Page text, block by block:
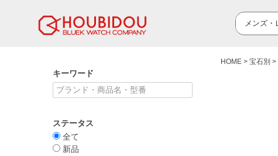
キーワード
ステータス
全て
新品
HOME 宝石別